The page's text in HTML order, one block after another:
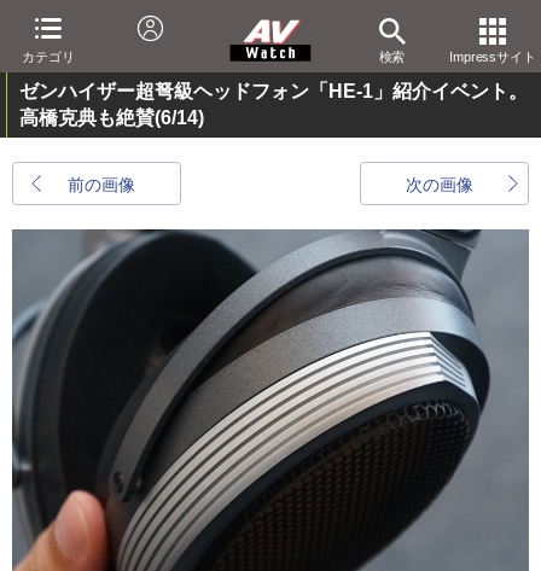
カテゴリ 検索 Impressサイト
ゼンハイザー超弩級ヘッドフォン「HE-1」紹介イベント。
高橋克典も絶賛(6/14)
前の画像 次の画像